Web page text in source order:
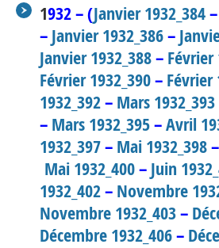
1932 – (Janvier 1932_384–
– Janvier 1932_386–
Janvier 1932_388– Février
Février 1932_390– Février
1932_392– Mars 1932_393
– Mars 1932_395–Avril
1932_397– Mai 1932_398–
Mai 1932_400– Juin
1932_402– Novembre
Novembre 1932_403–
Décembre 1932_406–